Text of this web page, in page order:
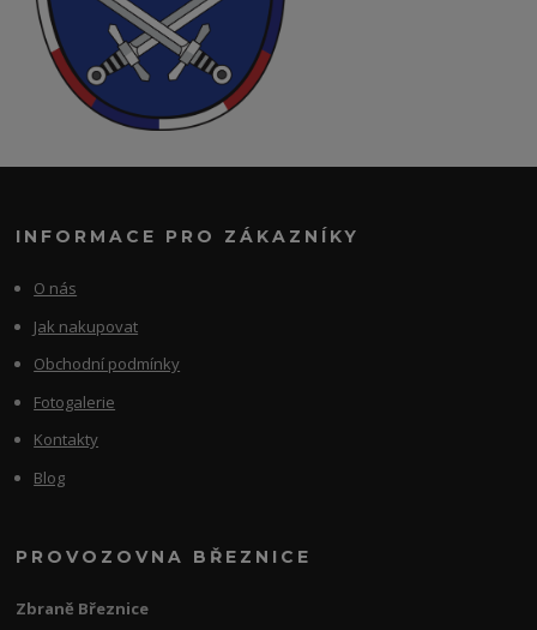
INFORMACE PRO ZÁKAZNÍKY
O nás
Jak nakupovat
Obchodní podmínky
Fotogalerie
Kontakty
Blog
PROVOZOVNA BŘEZNICE
Zbraně Březnice